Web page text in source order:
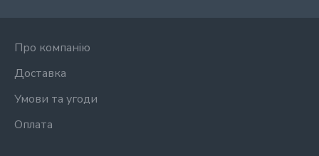
Про компанію
Доставка
Умови та угоди
Оплата